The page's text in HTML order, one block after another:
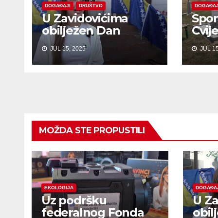
DOGAĐAJI DRUŠTVO
U Zavidovićima
obilježen Dan
sjećanja na žrtve
genocida u
Srebrenici
JUL 15, 2025
DOGAĐAJI
JUL
MOŽDA STE PROPUSTILI
EKOLOGIJA
Uz podršku
federalnog Fonda
U